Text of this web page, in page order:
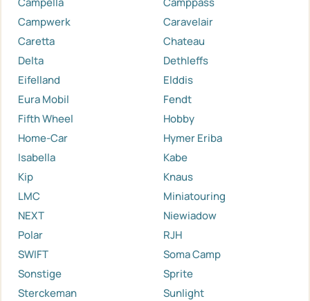
Campwerk
Caravelair
Caretta
Chateau
Delta
Dethleffs
Eifelland
Elddis
Eura Mobil
Fendt
Fifth Wheel
Hobby
Home-Car
Hymer Eriba
Isabella
Kabe
Kip
Knaus
LMC
Miniatouring
NEXT
Niewiadow
Polar
RJH
SWIFT
Soma Camp
Sonstige
Sprite
Sterckeman
Sunlight